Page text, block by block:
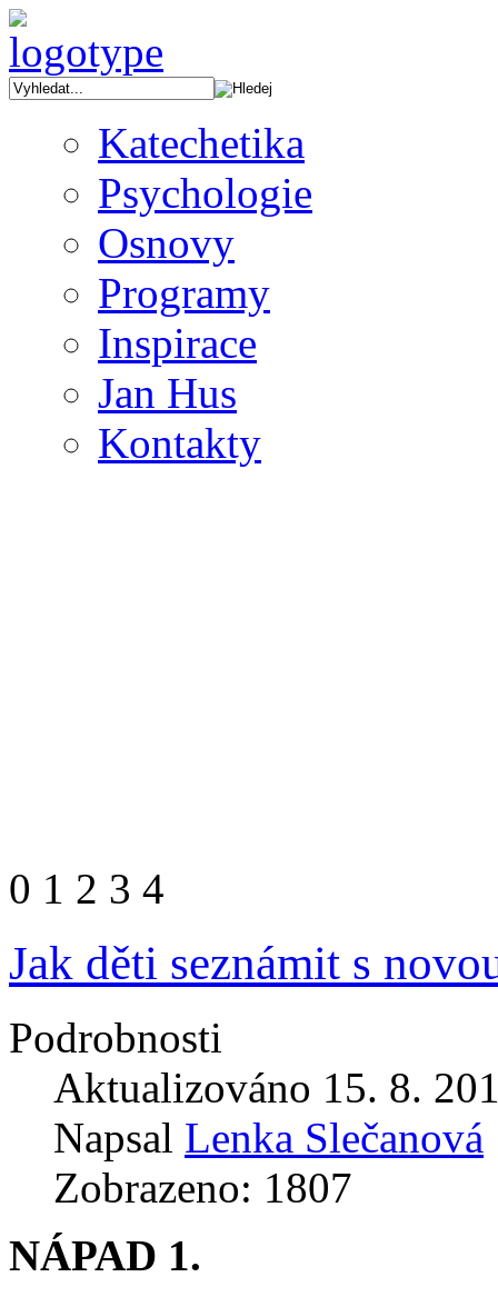
Katechetika
Psychologie
Osnovy
Programy
Inspirace
Jan Hus
Kontakty
0 1 2 3 4
Jak děti seznámit s
Podrobnosti
Aktualizováno 15. 8.
Napsal Lenka Slečanová
Zobrazeno: 1807
NÁPAD 1.